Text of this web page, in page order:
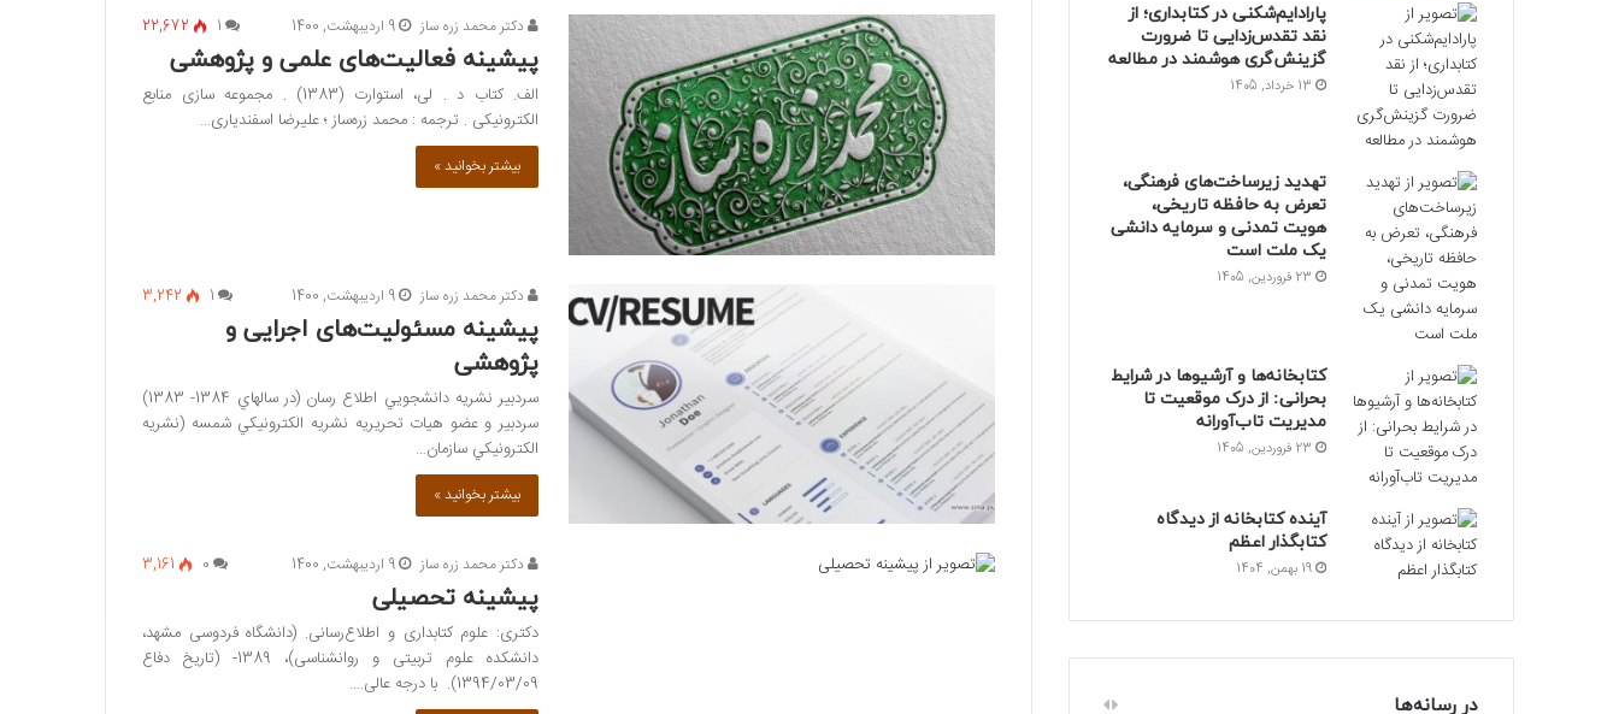
دکتر محمد زره ساز 9 اردیبهشت, 1400 1
22,672
پیشینه فعالیت‌های علمی و پژوهشی
الف. کتاب د . لی، استوارت (1383) . مجموعه سازی منابع
الکترونیکی . ترجمه : محمد زره‌ساز ؛ علیرضا اسفندیاری…
بیشتر بخوانید »
دکتر محمد زره ساز 9 اردیبهشت, 1400 1
3,242
پیشینه مسئوليت‌های اجرایی و
پژوهشی
سردبير نشريه دانشجویي اطلاع رسان (در سالهاي 1384- 1383)
سردبير و عضو هيات تحريريه نشريه الكترونيكي شمسه (نشريه
الكترونيكي سازمان…
بیشتر بخوانید »
دکتر محمد زره ساز 9 اردیبهشت, 1400 0
3,161
پیشینه تحصیلی
دکتری: علوم کتابداری و اطلاع‌رسانی‌‌. (دانشگاه فردوسی مشهد،
دانشکده علوم تربیتی و روانشناسی)، 1389- (تاريخ دفاع
1394/03/09). با درجه عالی.…
پارادایم‌شکنی در کتابداری؛ از
نقد تقدس‌زدایی تا ضرورت
گزینش‌گری هوشمند در مطالعه
13 خرداد, 1405
تهدید زیرساخت‌های فرهنگی،
تعرض به حافظه تاریخی،
هویت تمدنی و سرمایه دانشی
یک ملت است
23 فروردین, 1405
کتابخانه‌ها و آرشیوها در شرایط
بحرانی: از درک موقعیت تا
مدیریت تاب‌آورانه
23 فروردین, 1405
آینده کتابخانه از دیدگاه
کتابگذار اعظم
19 بهمن, 1404
در رسانه‌ها